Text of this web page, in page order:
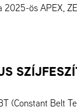
2025-ös APEX,
(Constant Belt